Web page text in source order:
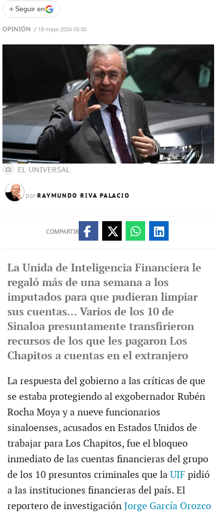
+ Seguir en
OPINIÓN / 18 mayo 2026 05:00
EL UNIVERSAL
por RAYMUNDO RIVA PALACIO
COMPARTIR
La Unida de Inteligencia Financiera le
regaló más de una semana a los
imputados para que pudieran limpiar
sus cuentas... Varios de los 10 de
Sinaloa presuntamente transfirieron
recursos de los que les pagaron Los
Chapitos a cuentas en el extranjero
La respuesta del gobierno a las críticas de que
se estaba protegiendo al exgobernador Rubén
Rocha Moya y a nueve funcionarios
sinaloenses, acusados en Estados Unidos de
trabajar para Los Chapitos, fue el bloqueo
inmediato de las cuentas financieras del grupo
de los 10 presuntos criminales que la UIF pidió
a las instituciones financieras del país. El
reportero de investigación Jorge García Orozco